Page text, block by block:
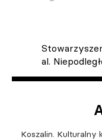
al.
Koszalin. Kulturalny